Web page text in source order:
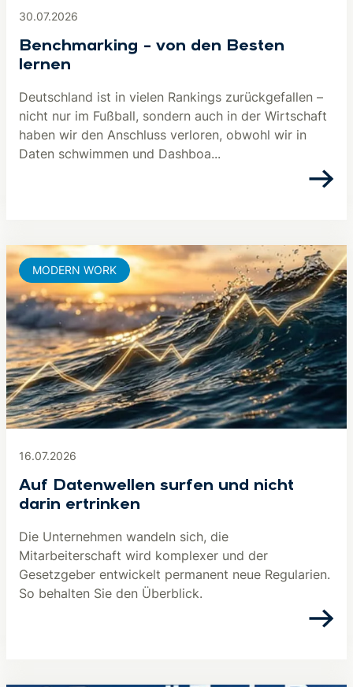
30.07.2026
Benchmarking – von den Besten
lernen
Deutschland ist in vielen Rankings zurückgefallen –
nicht nur im Fußball, sondern auch in der Wirtschaft
haben wir den Anschluss verloren, obwohl wir in
Daten schwimmen und Dashboa...
16.07.2026
Auf Datenwellen surfen und nicht
darin ertrinken
Die Unternehmen wandeln sich, die
Mitarbeiterschaft wird komplexer und der
Gesetzgeber entwickelt permanent neue Regularien.
So behalten Sie den Überblick.
MODERN WORK